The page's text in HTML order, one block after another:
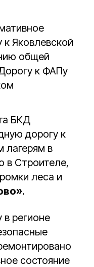
к Яковлевской
общей
к ФАПу
БКД
дорогу к
лагерям в
в Строителе,
леса и
.
в регионе
состояние